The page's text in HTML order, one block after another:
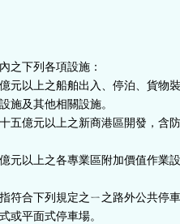
之下列各項設施：
元以上之船舶出入、停泊、貨物
施及其他相關設施。
五億元以上之新商港區開發，含
元以上之各專業區附加價值作業
符合下列規定之ㄧ之路外公共停
或平面式停車場。